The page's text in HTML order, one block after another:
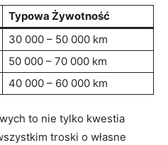
Typowa Żywotność
30 000‌ – 50 000 km
50 000 – ⁢70 000 km
40 000 – ⁤60 000 ⁤km
to⁤ nie tylko kwestia
troski o własne